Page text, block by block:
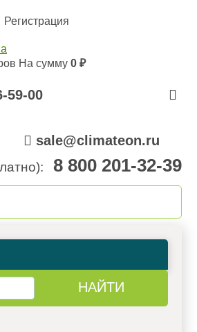
Регистрация
На сумму 0 ₽
59-00
sale@climateon.ru
8 800 201-32-39